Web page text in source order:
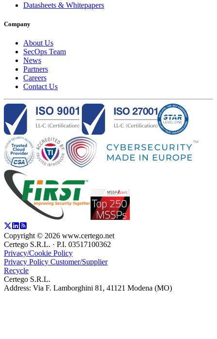
Datasheets & Whitepapers
Company
About Us
SecOps Team
News
Partners
Careers
Contact Us
Copyright © 2026 www.certego.net
Certego S.R.L. · P.I. 03517100362
Privacy/Cookie Policy
Privacy Policy Customer/Supplier
Recycle
Certego S.R.L.
Address: Via F. Lamborghini 81, 41121 Modena (MO)